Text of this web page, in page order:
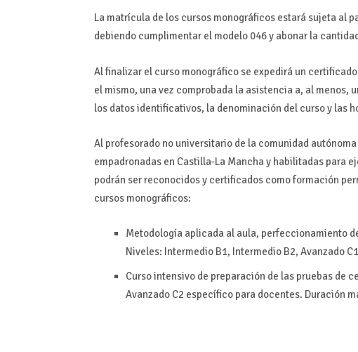
La matrícula de los cursos monográficos estará sujeta al
debiendo cumplimentar el modelo 046 y abonar la
Al finalizar el curso monográfico se expedirá un
el mismo, una vez comprobada la asistencia a, al menos,
los datos identificativos, la denominación del curso y las
Al profesorado no universitario de la comunidad
empadronadas en Castilla-La Mancha y habilitadas para
podrán ser reconocidos y certificados como formación
cursos monográficos:
Metodología aplicada al aula, perfeccionamiento
Niveles: Intermedio B1, Intermedio B2, Avanzado
Curso intensivo de preparación de las pruebas de
Avanzado C2 específico para docentes. Duración